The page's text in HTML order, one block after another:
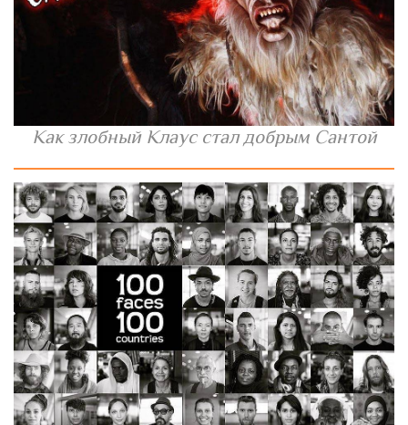
Как злобный Клаус стал добрым Сантой